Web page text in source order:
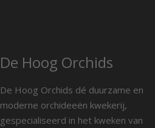
De Hoog Orchids
De Hoog Orchids dé duurzame en
moderne orchideeën kwekerij,
gespecialiseerd in het kweken van